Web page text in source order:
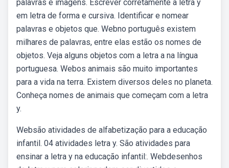
palavras e imagens. Escrever corretamente a letra y
em letra de forma e cursiva. Identificar e nomear
palavras e objetos que. Webno português existem
milhares de palavras, entre elas estão os nomes de
objetos. Veja alguns objetos com a letra a na língua
portuguesa. Webos animais são muito importantes
para a vida na terra. Existem diversos deles no planeta.
Conheça nomes de animais que começam com a letra
y.
Websão atividades de alfabetização para a educação
infantil. 04 atividades letra y. São atividades para
ensinar a letra y na educação infantil:. Webdesenhos